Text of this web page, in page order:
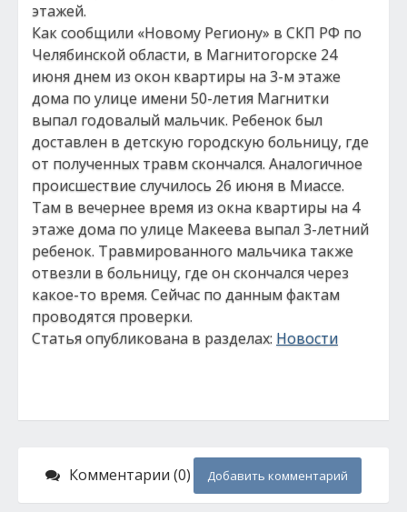
этажей.
Как сообщили «Новому Региону» в СКП РФ по
Челябинской области, в Магнитогорске 24
июня днем из окон квартиры на 3-м этаже
дома по улице имени 50-летия Магнитки
выпал годовалый мальчик. Ребенок был
доставлен в детскую городскую больницу, где
от полученных травм скончался. Аналогичное
происшествие случилось 26 июня в Миассе.
Там в вечернее время из окна квартиры на 4
этаже дома по улице Макеева выпал 3-летний
ребенок. Травмированного мальчика также
отвезли в больницу, где он скончался через
какое-то время. Сейчас по данным фактам
проводятся проверки.
Статья опубликована в разделах: Новости
Комментарии (0) Добавить комментарий